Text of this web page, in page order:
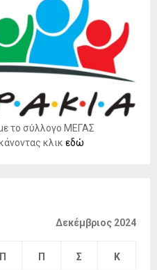
το σύλλογο ΜΕΓΑΣ
κλικ εδώ
Δεκέμβριος 2024
Π Π Σ Κ